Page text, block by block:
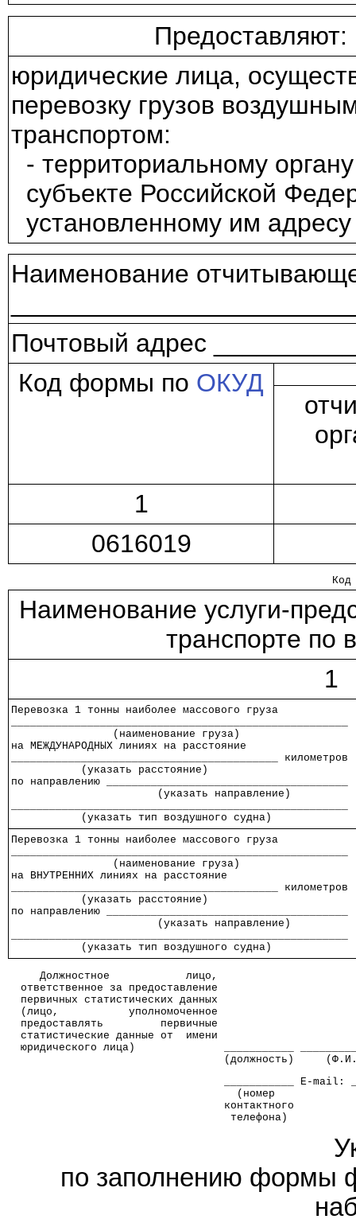
Предоставляют:
юридические лица,
перевозку грузов
транспортом:
- территориальному
субъекте Российской
установленному им адресу
Наименование
Почтовый адрес
Код формы по ОКУД
1
0616019
Наименование услуги-
транспорте по
1
Перевозка 1 тонны наиболее массового груза
                (наименование груза)
на МЕЖДУНАРОДНЫХ линиях на расстояние
__________________________________________ километров
           (указать расстояние)
по направлению ______________________________________
                       (указать направление)
           (указать тип воздушного судна)
Перевозка 1 тонны наиболее массового груза
                (наименование груза)
на ВНУТРЕННИХ линиях на расстояние
__________________________________________ километров
           (указать расстояние)
по направлению ______________________________________
                       (указать направление)
           (указать тип воздушного судна)
     Должностное            лицо,
  ответственное за предоставление
  первичных статистических данных
  (лицо,           уполномоченное
  предоставлять         первичные
  статистические данные от  имени
юридического лица)              ___________
(должность)
___________ E-mail:
(номер
контактного
                                   телефона)
по заполнению формы